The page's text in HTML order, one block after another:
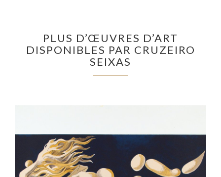
PLUS D’ŒUVRES D’ART
DISPONIBLES PAR CRUZEIRO
SEIXAS